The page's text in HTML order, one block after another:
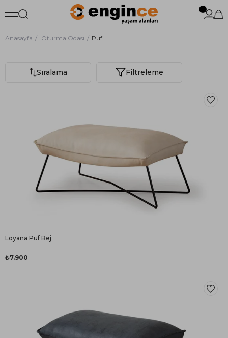
Anasayfa Oturma Odası Puf
Filtreleme
Sıralama
Loyana Puf Bej
₺7.900